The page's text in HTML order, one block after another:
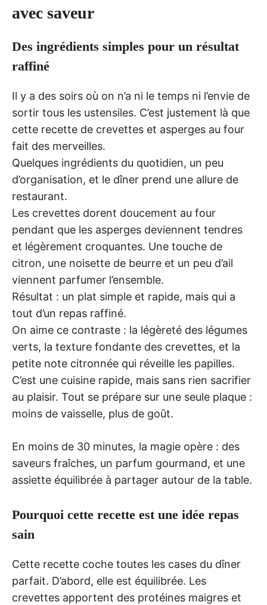
avec saveur
Des ingrédients simples pour un résultat
raffiné
Il y a des soirs où on n’a ni le temps ni l’envie de
sortir tous les ustensiles. C’est justement là que
cette recette de crevettes et asperges au four
fait des merveilles.
Quelques ingrédients du quotidien, un peu
d’organisation, et le dîner prend une allure de
restaurant.
Les crevettes dorent doucement au four
pendant que les asperges deviennent tendres
et légèrement croquantes. Une touche de
citron, une noisette de beurre et un peu d’ail
viennent parfumer l’ensemble.
Résultat : un plat simple et rapide, mais qui a
tout d’un repas raffiné.
On aime ce contraste : la légèreté des légumes
verts, la texture fondante des crevettes, et la
petite note citronnée qui réveille les papilles.
C’est une cuisine rapide, mais sans rien sacrifier
au plaisir. Tout se prépare sur une seule plaque :
moins de vaisselle, plus de goût.
En moins de 30 minutes, la magie opère : des
saveurs fraîches, un parfum gourmand, et une
assiette équilibrée à partager autour de la table.
Pourquoi cette recette est une idée repas
sain
Cette recette coche toutes les cases du dîner
parfait. D’abord, elle est équilibrée. Les
crevettes apportent des protéines maigres et